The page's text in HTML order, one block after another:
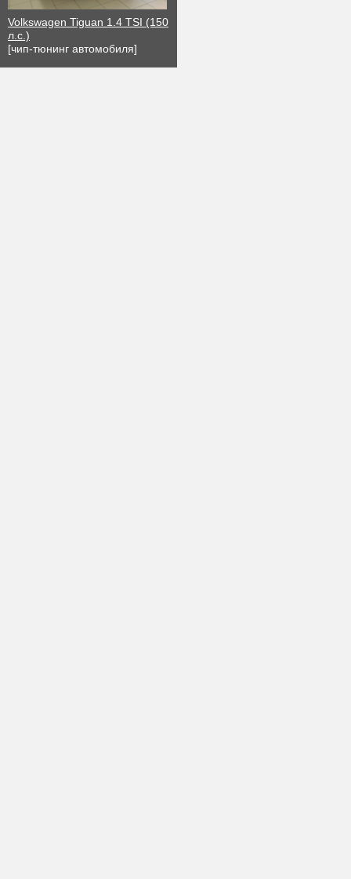
Volkswagen Tiguan 1.4 TSI (150
л.с.)
[чип-тюнинг автомобиля]